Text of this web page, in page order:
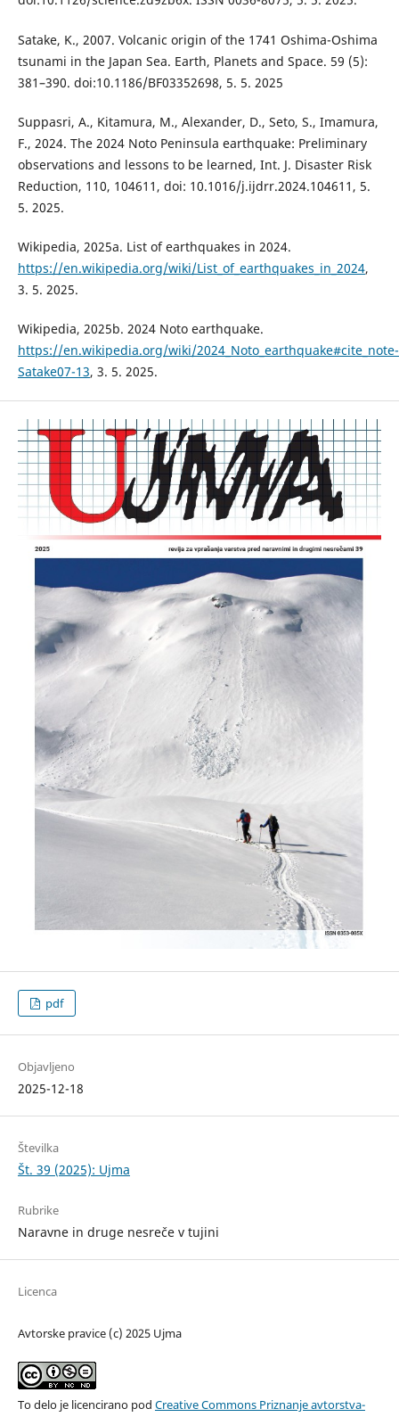
Satake, K., 2007. Volcanic origin of the 1741 Oshima-Oshima
tsunami in the Japan Sea. Earth, Planets and Space. 59 (5):
381–390. doi:10.1186/BF03352698, 5. 5. 2025
Suppasri, A., Kitamura, M., Alexander, D., Seto, S., Imamura,
F., 2024. The 2024 Noto Peninsula earthquake: Preliminary
observations and lessons to be learned, Int. J. Disaster Risk
Reduction, 110, 104611, doi: 10.1016/j.ijdrr.2024.104611, 5.
5. 2025.
Wikipedia, 2025a. List of earthquakes in 2024.
https://en.wikipedia.org/wiki/List_of_earthquakes_in_2024,
3. 5. 2025.
Wikipedia, 2025b. 2024 Noto earthquake.
https://en.wikipedia.org/wiki/2024_Noto_earthquake#cite_note-
Satake07-13, 3. 5. 2025.
pdf
Objavljeno
2025-12-18
Številka
Št. 39 (2025): Ujma
Rubrike
Naravne in druge nesreče v tujini
Licenca
Avtorske pravice (c) 2025 Ujma
To delo je licencirano pod Creative Commons Priznanje avtorstva-